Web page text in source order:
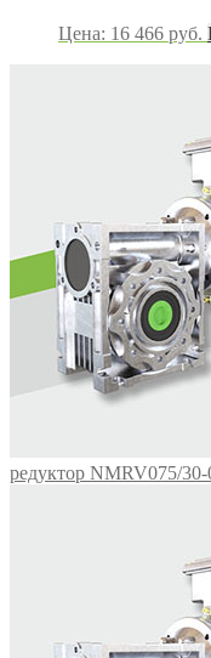
Цена: 16 466 руб.
редуктор NMRV075/